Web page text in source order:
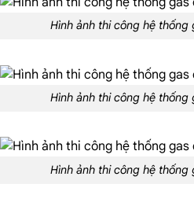
Hình ảnh thi công hệ
Hình ảnh thi công hệ
Hình ảnh thi công hệ